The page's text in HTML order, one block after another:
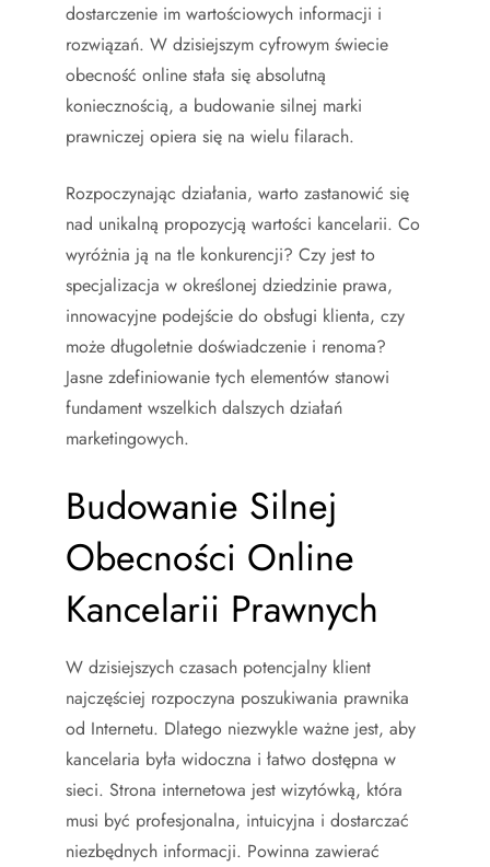
dostarczenie im wartościowych informacji i
rozwiązań. W dzisiejszym cyfrowym świecie
obecność online stała się absolutną
koniecznością, a budowanie silnej marki
prawniczej opiera się na wielu filarach.
Rozpoczynając działania, warto zastanowić się
nad unikalną propozycją wartości kancelarii. Co
wyróżnia ją na tle konkurencji? Czy jest to
specjalizacja w określonej dziedzinie prawa,
innowacyjne podejście do obsługi klienta, czy
może długoletnie doświadczenie i renoma?
Jasne zdefiniowanie tych elementów stanowi
fundament wszelkich dalszych działań
marketingowych.
Budowanie Silnej
Obecności Online
Kancelarii Prawnych
W dzisiejszych czasach potencjalny klient
najczęściej rozpoczyna poszukiwania prawnika
od Internetu. Dlatego niezwykle ważne jest, aby
kancelaria była widoczna i łatwo dostępna w
sieci. Strona internetowa jest wizytówką, która
musi być profesjonalna, intuicyjna i dostarczać
niezbędnych informacji. Powinna zawierać